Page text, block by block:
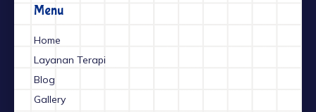
o
k
Menu
Home
Layanan Terapi
Blog
Gallery